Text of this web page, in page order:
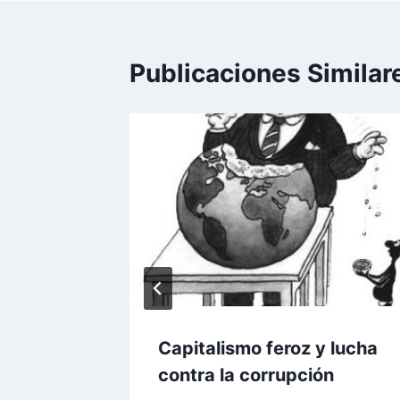
Publicaciones
Capitalismo feroz y lucha
contra la corrupción